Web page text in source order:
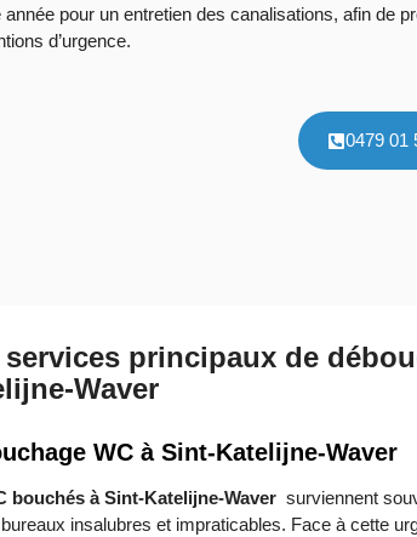
année pour un entretien des canalisations, afin de
d’urgence.
0479 01
services principaux de
Waver
WC à Sint-Katelijne-Waver
bouchés à Sint-Katelijne-Waver surviennent
insalubres et impraticables. Face à cette